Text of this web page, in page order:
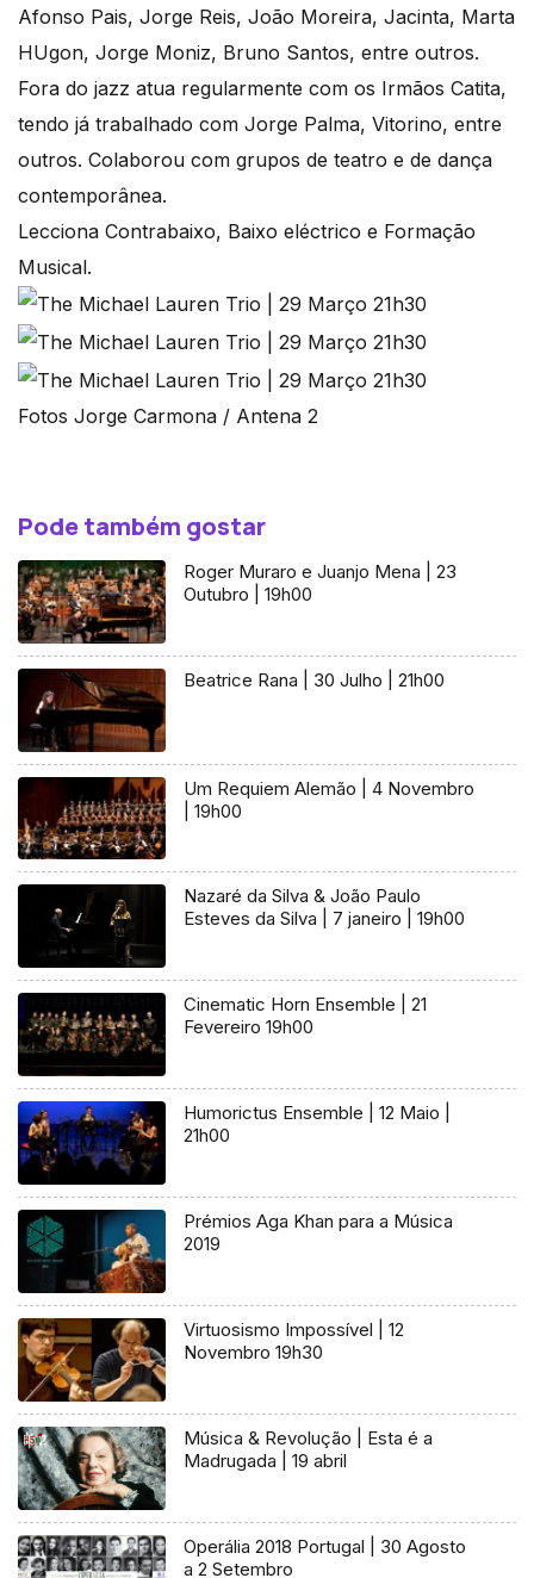
Afonso Pais, Jorge Reis, João Moreira, Jacinta, Marta
HUgon, Jorge Moniz, Bruno Santos, entre outros.
Fora do jazz atua regularmente com os Irmãos Catita,
tendo já trabalhado com Jorge Palma, Vitorino, entre
outros. Colaborou com grupos de teatro e de dança
contemporânea.
Lecciona Contrabaixo, Baixo eléctrico e Formação
Musical.
Fotos Jorge Carmona / Antena 2
Pode também gostar
Roger Muraro e Juanjo Mena | 23
Outubro | 19h00
Beatrice Rana | 30 Julho | 21h00
Um Requiem Alemão | 4 Novembro
| 19h00
Nazaré da Silva & João Paulo
Esteves da Silva | 7 janeiro | 19h00
Cinematic Horn Ensemble | 21
Fevereiro 19h00
Humorictus Ensemble | 12 Maio |
21h00
Prémios Aga Khan para a Música
2019
Virtuosismo Impossível | 12
Novembro 19h30
Música & Revolução | Esta é a
Madrugada | 19 abril
Operália 2018 Portugal | 30 Agosto
a 2 Setembro